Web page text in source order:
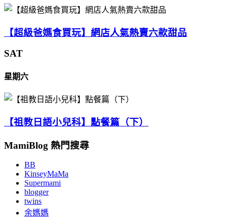
【超級爸媽食買玩】網店人氣熱賣六款甜品
SAT
星期六
【祖教日語小兒科】點餐篇（下）
MamiBlog 熱門搜尋
BB
KinseyMaMa
Supermami
blogger
twins
余媽媽